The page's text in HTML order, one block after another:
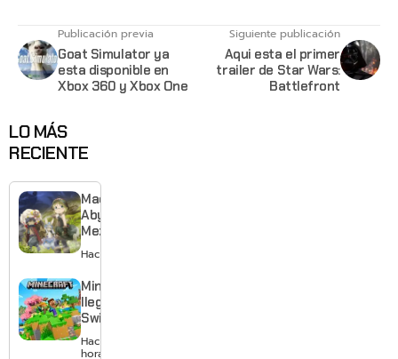
Publicación previa
Goat Simulator ya
esta disponible en
Xbox 360 y Xbox One
Siguiente publicación
Aqui esta el primer
trailer de Star Wars:
Battlefront
LO MÁS
RECIENTE
Made in
Abyss:
Mezameru
Shinpi
revela
nuevo
tráiler,
reparto y
tema
musical
Hace 1 hora
Minecraft
llega a
Switch 2
con
mejores
Hace 5
horas